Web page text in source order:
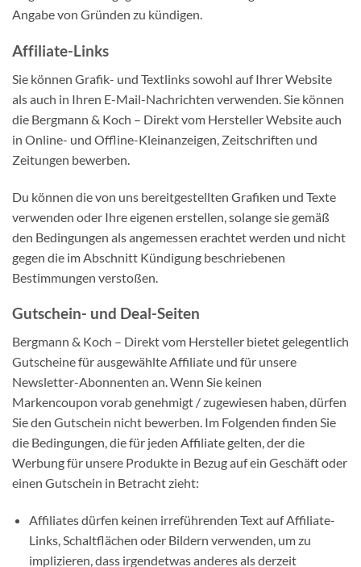
Angabe von Gründen zu kündigen.
Affiliate-Links
Sie können Grafik- und Textlinks sowohl auf Ihrer Website
als auch in Ihren E-Mail-Nachrichten verwenden. Sie können
die Bergmann & Koch – Direkt vom Hersteller Website auch
in Online- und Offline-Kleinanzeigen, Zeitschriften und
Zeitungen bewerben.
Du können die von uns bereitgestellten Grafiken und Texte
verwenden oder Ihre eigenen erstellen, solange sie gemäß
den Bedingungen als angemessen erachtet werden und nicht
gegen die im Abschnitt Kündigung beschriebenen
Bestimmungen verstoßen.
Gutschein- und Deal-Seiten
Bergmann & Koch – Direkt vom Hersteller bietet gelegentlich
Gutscheine für ausgewählte Affiliate und für unsere
Newsletter-Abonnenten an. Wenn Sie keinen
Markencoupon vorab genehmigt / zugewiesen haben, dürfen
Sie den Gutschein nicht bewerben. Im Folgenden finden Sie
die Bedingungen, die für jeden Affiliate gelten, der die
Werbung für unsere Produkte in Bezug auf ein Geschäft oder
einen Gutschein in Betracht zieht:
Affiliates dürfen keinen irreführenden Text auf Affiliate-
Links, Schaltflächen oder Bildern verwenden, um zu
implizieren, dass irgendetwas anderes als derzeit